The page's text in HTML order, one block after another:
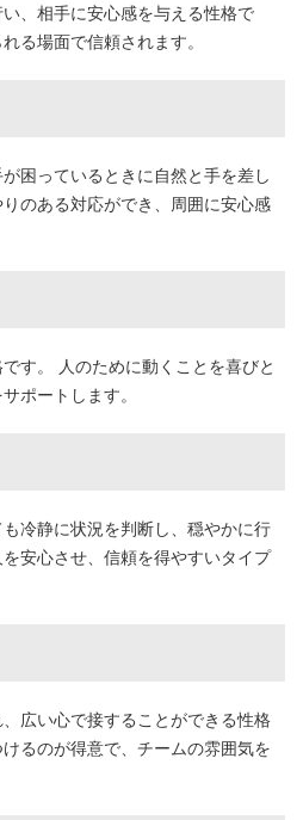
、相手に安心感を与える性格で
る場面で信頼されます。
困っているときに自然と手を差し
のある対応ができ、周囲に安心感
す。 人のために動くことを喜びと
ポートします。
冷静に状況を判断し、穏やかに行
安心させ、信頼を得やすいタイプ
広い心で接することができる性格
るのが得意で、チームの雰囲気を